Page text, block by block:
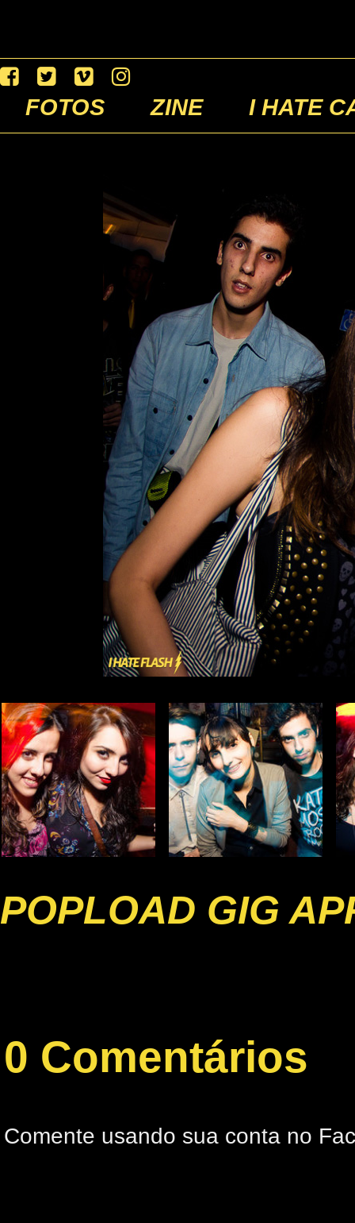
FOTOS ZINE I HATE
POPLOAD GIG
0 Comentários
Comente usando sua conta no